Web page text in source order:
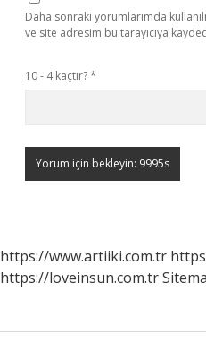
Daha sonraki yorumlarımda
ve site adresim bu tarayıcıya
10 - 4 kaçtır?*
https://www.artiiki.com.tr
https://loveinsun.com.tr